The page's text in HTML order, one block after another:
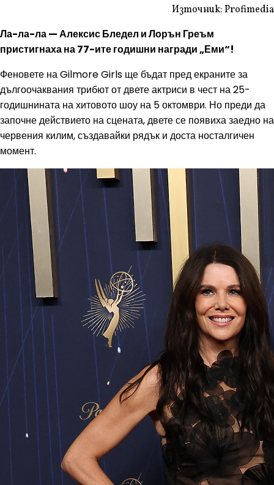
Източник: Profimedia
Ла-ла-ла — Алексис Бледел и Лорън Греъм
пристигнаха на 77-ите годишни награди „Еми“!
Феновете на Gilmore Girls ще бъдат пред екраните за
дългоочаквания трибют от двете актриси в чест на 25-
годишнината на хитовото шоу на 5 октомври. Но преди да
започне действието на сцената, двете се появиха заедно на
червения килим, създавайки рядък и доста носталгичен
момент.